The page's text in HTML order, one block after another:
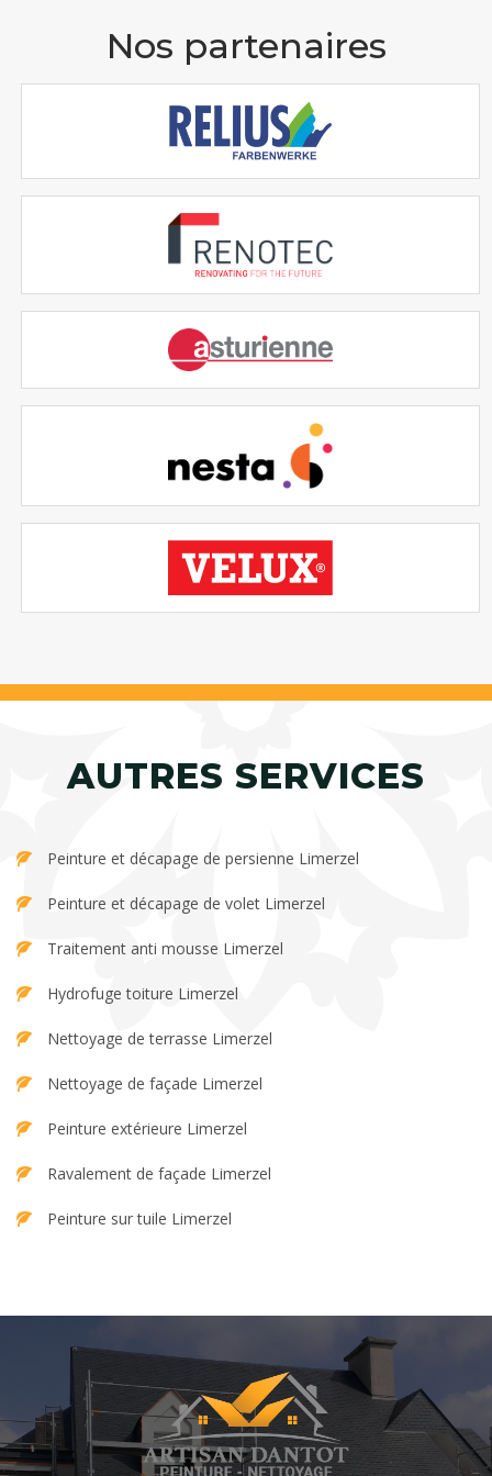
Nos partenaires
AUTRES SERVICES
Peinture et décapage de persienne Limerzel
Peinture et décapage de volet Limerzel
Traitement anti mousse Limerzel
Hydrofuge toiture Limerzel
Nettoyage de terrasse Limerzel
Nettoyage de façade Limerzel
Peinture extérieure Limerzel
Ravalement de façade Limerzel
Peinture sur tuile Limerzel